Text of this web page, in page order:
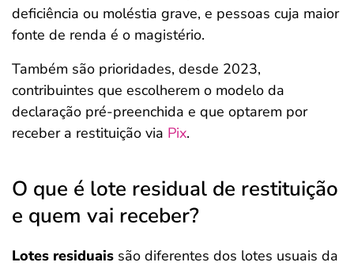
deficiência ou moléstia grave, e pessoas cuja maior
fonte de renda é o magistério.
Também são prioridades, desde 2023,
contribuintes que escolherem o modelo da
declaração pré-preenchida e que optarem por
receber a restituição via Pix.
O que é lote residual de restituição
e quem vai receber?
Lotes residuais são diferentes dos lotes usuais da